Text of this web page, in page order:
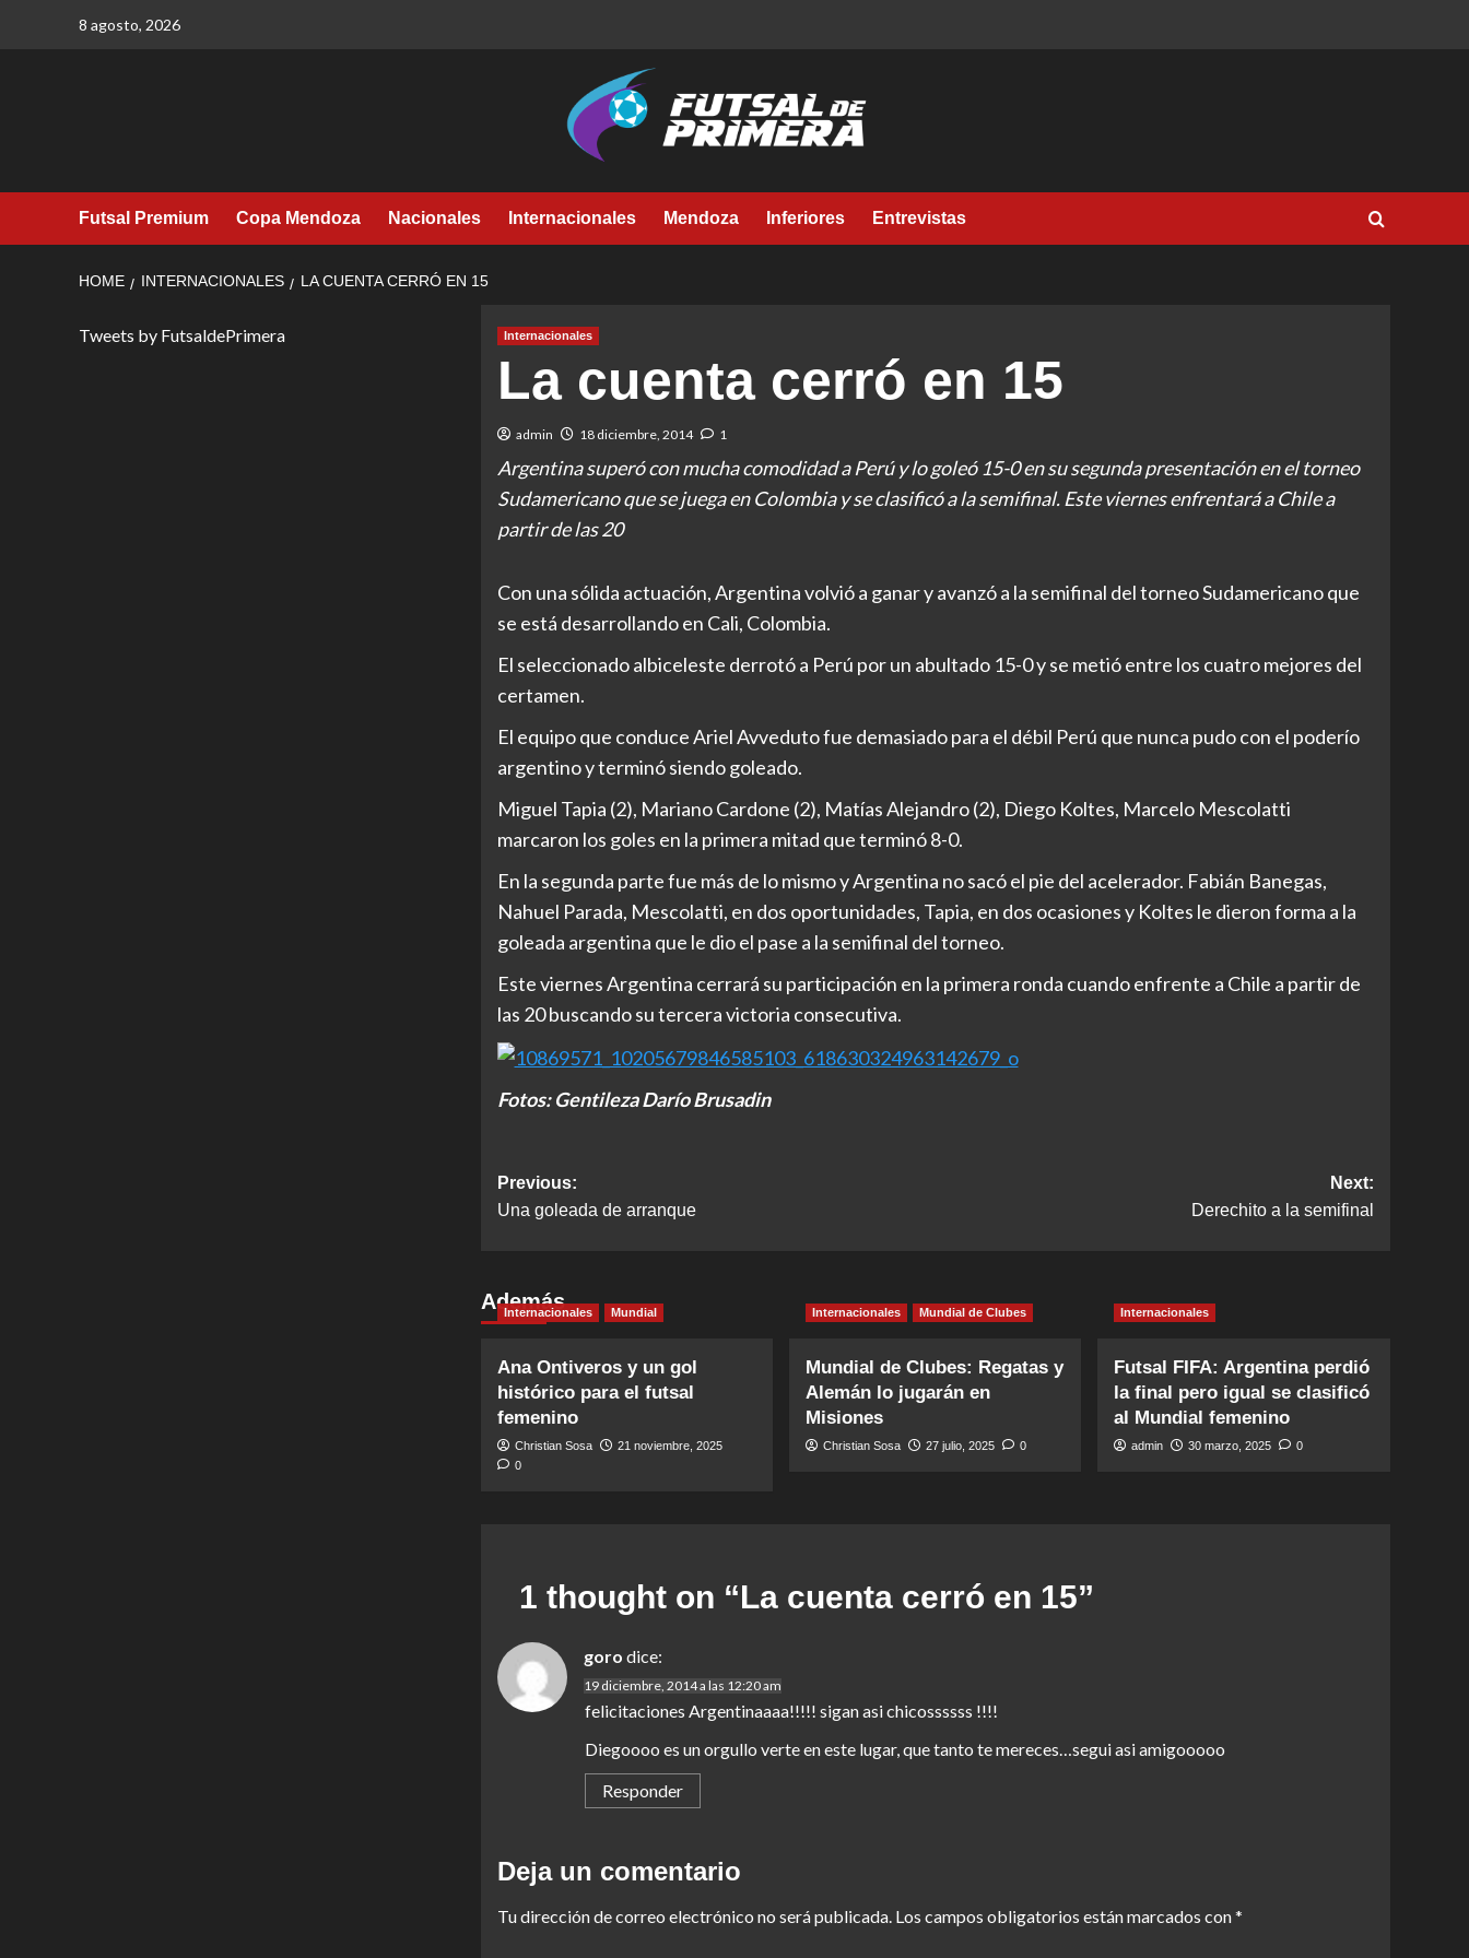
8 agosto, 2026
Futsal Premium Copa Mendoza Nacionales Internacionales Mendoza Inferiores Entrevistas
HOME INTERNACIONALES LA CUENTA CERRÓ EN 15
Internacionales
La cuenta cerró en 15
admin 18 diciembre, 2014 1
Argentina superó con mucha comodidad a Perú y lo goleó 15-0 en su segunda presentación en el torneo
Sudamericano que se juega en Colombia y se clasificó a la semifinal. Este viernes enfrentará a Chile a
partir de las 20
Con una sólida actuación, Argentina volvió a ganar y avanzó a la semifinal del torneo Sudamericano que
se está desarrollando en Cali, Colombia.
El seleccionado albiceleste derrotó a Perú por un abultado 15-0 y se metió entre los cuatro mejores del
certamen.
El equipo que conduce Ariel Avveduto fue demasiado para el débil Perú que nunca pudo con el poderío
argentino y terminó siendo goleado.
Miguel Tapia (2), Mariano Cardone (2), Matías Alejandro (2), Diego Koltes, Marcelo Mescolatti
marcaron los goles en la primera mitad que terminó 8-0.
En la segunda parte fue más de lo mismo y Argentina no sacó el pie del acelerador. Fabián Banegas,
Nahuel Parada, Mescolatti, en dos oportunidades, Tapia, en dos ocasiones y Koltes le dieron forma a la
goleada argentina que le dio el pase a la semifinal del torneo.
Este viernes Argentina cerrará su participación en la primera ronda cuando enfrente a Chile a partir de
las 20 buscando su tercera victoria consecutiva.
Fotos: Gentileza Darío Brusadin
Post
navigation
Previous:
Una goleada de arranque
Next:
Derechito a la semifinal
Además
Internacionales Mundial
Ana Ontiveros y un gol
histórico para el futsal
femenino
Christian Sosa
21 noviembre, 2025
0
Internacionales Mundial de Clubes
Mundial de Clubes: Regatas y
Alemán lo jugarán en
Misiones
Christian Sosa 27 julio, 2025 0
Internacionales
Futsal FIFA: Argentina perdió
la final pero igual se clasificó
al Mundial femenino
admin 30 marzo, 2025 0
1 thought on “La cuenta cerró en 15”
goro dice:
19 diciembre, 2014 a las 12:20 am
felicitaciones Argentinaaaa!!!!! sigan asi chicossssss !!!!
Diegoooo es un orgullo verte en este lugar, que tanto te mereces…segui asi amigooooo
Responder
Deja un comentario
Tu dirección de correo electrónico no será publicada. Los campos obligatorios están marcados con*
Tweets by FutsaldePrimera